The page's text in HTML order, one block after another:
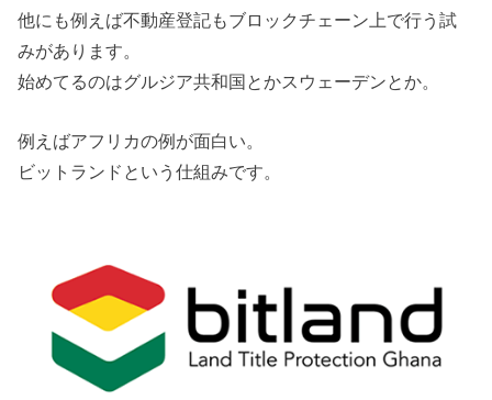
他にも例えば不動産登記もブロックチェーン上で行う試
みがあります。
始めてるのはグルジア共和国とかスウェーデンとか。
例えばアフリカの例が面白い。
ビットランドという仕組みです。